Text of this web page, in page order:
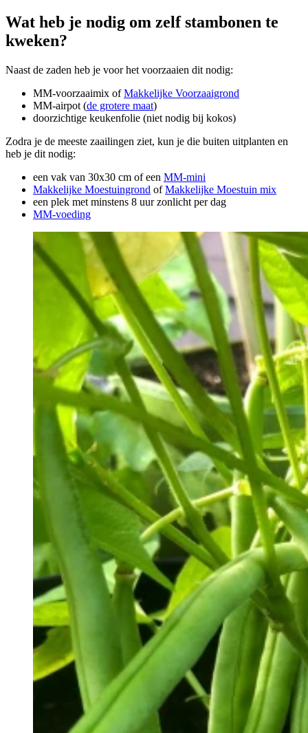
Wat heb je nodig om zelf stambonen te
kweken?
Naast de zaden heb je voor het voorzaaien dit nodig:
MM-voorzaaimix ofMakkelijke Voorzaaigrond
MM-airpot (de grotere maat)
doorzichtige keukenfolie (niet nodig bij kokos)
Zodra je de meeste zaailingen ziet, kun je die buiten uitplanten en
heb je dit nodig:
een vak van 30x30 cm of een MM-mini
Makkelijke Moestuingrond ofMakkelijke Moestuin mix
een plek met minstens 8 uur zonlicht per dag
MM-voeding